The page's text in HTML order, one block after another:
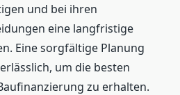
und bei ihren
eine langfristige
Eine sorgfältige Planung
um die besten
zu erhalten.